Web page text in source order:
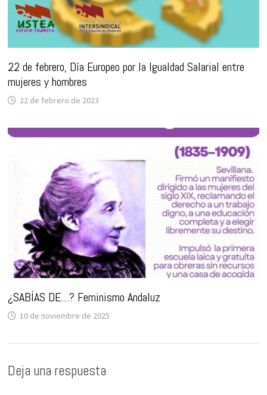
22 de febrero, Día Europeo por la Igualdad Salarial entre
mujeres y hombres
22 de febrero de 2023
¿SABÍAS DE…? Feminismo Andaluz
10 de noviembre de 2025
Deja una respuesta